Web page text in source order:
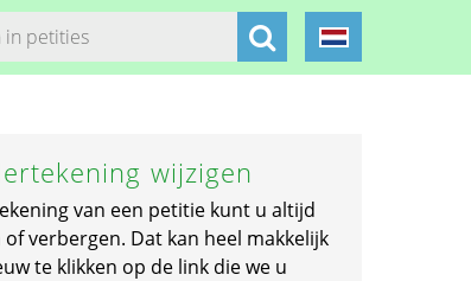
wijzigen
van een petitie kunt u altijd
of verbergen. Dat kan heel makkelijk
te klikken op de link die we u